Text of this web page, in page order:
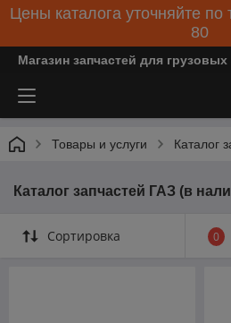
Цены каталога уточняйте
80
Магазин запчастей для
Товары и услуги Каталог
Каталог запчастей ГАЗ (в
Сортировка 0